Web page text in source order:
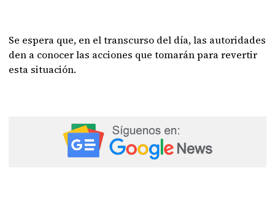
Se espera que, en el transcurso del día, las autoridades
den a conocer las acciones que tomarán para revertir
esta situación.